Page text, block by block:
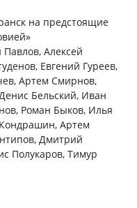
на предстоящие
Алексей
Евгений Гуреев,
Артем Смирнов,
Бельский, Иван
Роман Быков, Илья
Артем
Дмитрий
Полукаров, Тимур